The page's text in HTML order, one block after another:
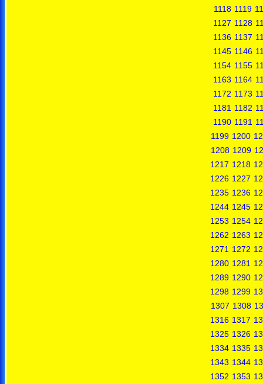
1118 1119
1127 1128
1136 1137
1145 1146
1154 1155
1163 1164
1172 1173
1181 1182
1190 1191
1199 1200
1208 1209
1217 1218
1226 1227
1235 1236
1244 1245
1253 1254
1262 1263
1271 1272
1280 1281
1289 1290
1298 1299
1307 1308
1316 1317
1325 1326
1334 1335
1343 1344
1352 1353